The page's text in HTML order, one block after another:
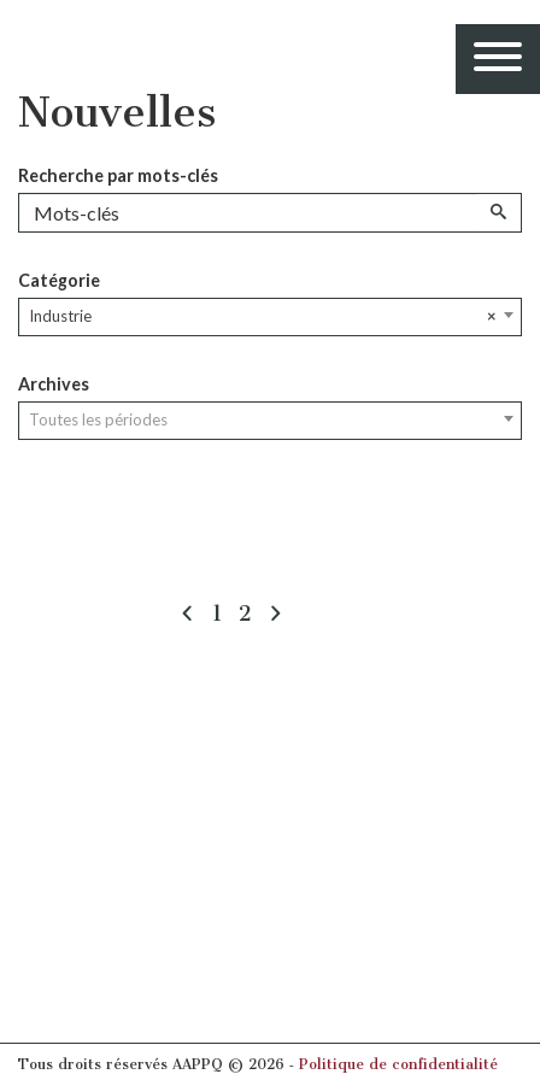
Nouvelles
Recherche par mots-clés
Catégorie
×
Industrie
Archives
Toutes les périodes
1 2
Tous droits réservés AAPPQ © 2026 ‐ Politique de confidentialité